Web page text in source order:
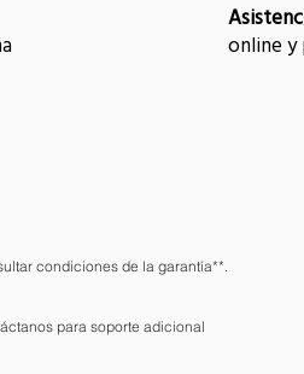
online y
condiciones de la garantía**.
para soporte adicional